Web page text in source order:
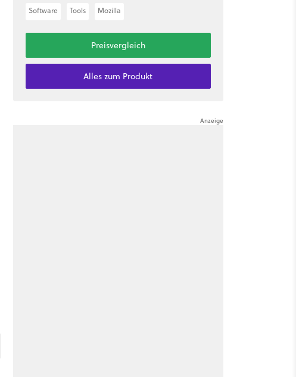
Software Tools Mozilla
Preisvergleich
Alles zum Produkt